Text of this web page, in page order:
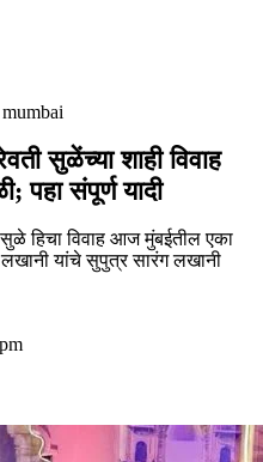
सुळेंच्या शाही विवाह
पहा संपूर्ण यादी
हिचा विवाह आज मुंबईतील एका
यांचे सुपुत्र सारंग लखानी